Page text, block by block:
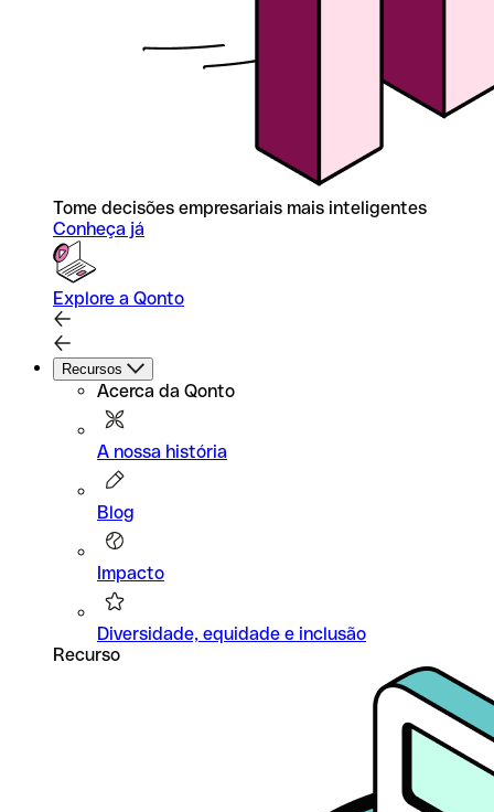
Tome decisões empresariais mais inteligentes
Conheça já
Explore a Qonto
Recursos
Acerca da Qonto
A nossa história
Blog
Impacto
Diversidade, equidade e inclusão
Recurso